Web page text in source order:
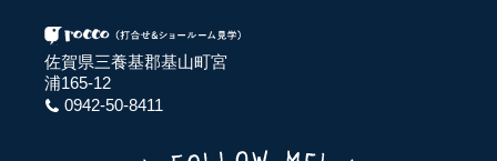
佐賀県三養基郡基山町宮
浦165-12
0942-50-8411